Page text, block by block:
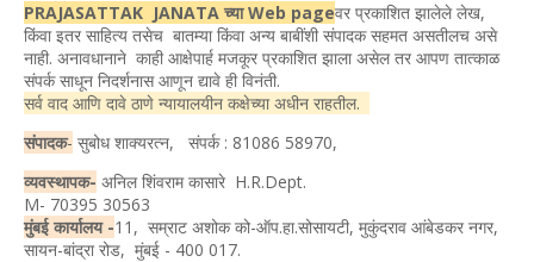
PRAJASATTAK JANATA च्या Web pageवर प्रकाशित झालेले लेख,
किंवा इतर साहित्य तसेच बातम्या किंवा अन्य बाबींशी संपादक सहमत असतीलच असे
नाही. अनावधानाने काही आक्षेपार्ह मजकूर प्रकाशित झाला असेल तर आपण तात्काळ
संपर्क साधून निदर्शनास आणून द्यावे ही विनंती.
सर्व वाद आणि दावे ठाणे न्यायालयीन कक्षेच्या अधीन राहतील.
संपादक- सुबोध शाक्यरत्न, संपर्क : 81086 58970,
व्यवस्थापक- अनिल शिंवराम कासारे H.R.Dept.
M- 70395 30563
मुंबई कार्यालय -11, सम्राट अशोक को-ऑप.हा.सोसायटी, मुकुंदराव आंबेडकर नगर,
सायन-बांद्रा रोड, मुंबई - 400 017.